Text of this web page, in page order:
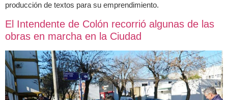
producción de textos para su emprendimiento.
El Intendente de Colón recorrió algunas de las
obras en marcha en la Ciudad